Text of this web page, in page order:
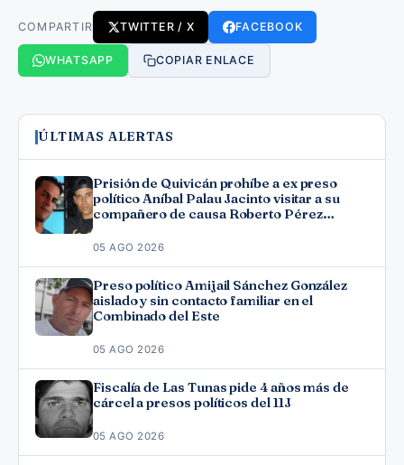
COMPARTIR TWITTER / X FACEBOOK
WHATSAPP COPIAR ENLACE
ÚLTIMAS ALERTAS
Prisión de Quivicán prohíbe a ex preso
político Aníbal Palau Jacinto visitar a su
compañero de causa Roberto Pérez
05 AGO 2026
Preso político Amijail Sánchez González
aislado y sin contacto familiar en el
Combinado del Este
05 AGO 2026
Fiscalía de Las Tunas pide 4 años más de
cárcel a presos políticos del 11J
05 AGO 2026